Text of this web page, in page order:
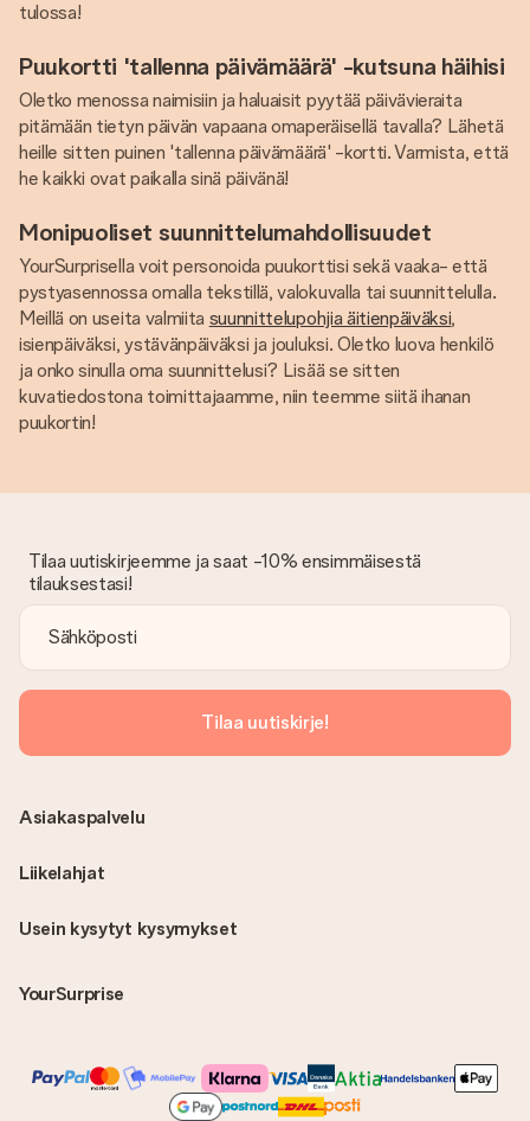
tulossa!
Puukortti 'tallenna päivämäärä' -kutsuna häihisi
Oletko menossa naimisiin ja haluaisit pyytää päivävieraita
pitämään tietyn päivän vapaana omaperäisellä tavalla? Lähetä
heille sitten puinen 'tallenna päivämäärä' -kortti. Varmista, että
he kaikki ovat paikalla sinä päivänä!
Monipuoliset suunnittelumahdollisuudet
YourSurprisella voit personoida puukorttisi sekä vaaka- että
pystyasennossa omalla tekstillä, valokuvalla tai suunnittelulla.
Meillä on useita valmiita suunnittelupohjia äitienpäiväksi,
isienpäiväksi, ystävänpäiväksi ja jouluksi. Oletko luova henkilö
ja onko sinulla oma suunnittelusi? Lisää se sitten
kuvatiedostona toimittajaamme, niin teemme siitä ihanan
puukortin!
Tilaa uutiskirjeemme ja saat -10% ensimmäisestä
tilauksestasi!
Tilaa uutiskirje!
Usein kysytyt kysymykset
YourSurprise
Asiakaspalvelu
Liikelahjat